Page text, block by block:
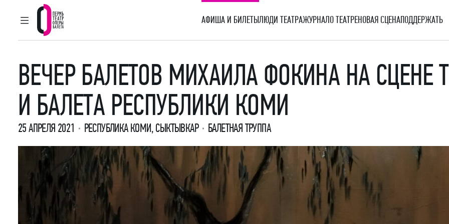
ГЛАВНОЕ МЕНЮ
Пермский театр оперы и балета
АФИША И БИЛЕТЫЛЮДИ ТЕАТРАЖУРНАЛО ТЕАТРЕНОВАЯ СЦЕНАПОДДЕРЖАТЬ
ВЕЧЕР БАЛЕТОВ МИХАИЛА ФОКИНА НА СЦЕНЕ
И БАЛЕТА РЕСПУБЛИКИ КОМИ
25 АПРЕЛЯ 2021 РЕСПУБЛИКА КОМИ, СЫКТЫВКАР БАЛЕТНАЯ ТРУППА